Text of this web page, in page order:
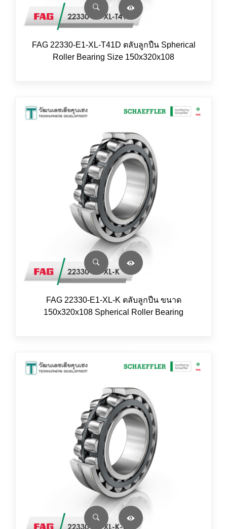
FAG 22330-E1-XL-T41D ตลับลูกปืน Spherical
Roller Bearing Size 150x320x108
FAG 22330-E1-XL-K ตลับลูกปืน ขนาด
150x320x108 Spherical Roller Bearing